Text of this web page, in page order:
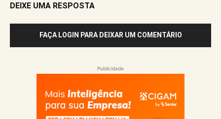
DEIXE UMA RESPOSTA
FAÇA LOGIN PARA DEIXAR UM COMENTÁRIO
Publicidade